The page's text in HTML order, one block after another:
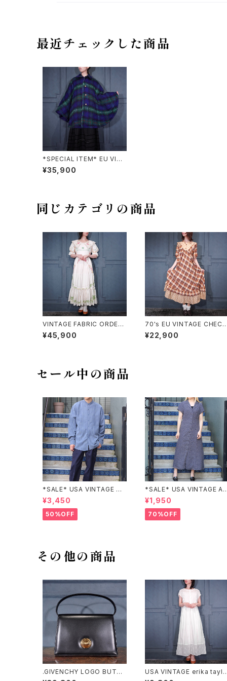
最近チェックした商品
*SPECIAL ITEM* EU VINT
AGE BOGNER MUNCHEN
CHECK PATTERNED MOH
ョ)
¥35,900
同じカテゴリの商品
VINTAGE FABRIC ORDER
MADE FLOWER EMBROID
ERY CROSS STITCH BAC
ステッチ刺繍バッグリボンフリ
ルレースデザインワンピース
¥45,900
70's EU VINTAGE CHECK
PATTERNED FRILL DESIG
N HALF SLEEVE ONE PIE
¥22,900
セール中の商品
*SALE* USA VINTAGE CH
ECK PATTERNED BAND C
OLLAR SHIRT/アメリカ古着
チェック柄バンドカラーシャツ
¥3,450
50%OFF
*SALE* USA VINTAGE
NEX HALF SLEEVE FLOW
ER PATTERNED ONE
E/アメリカ古着半袖花柄ワン
ピース
¥1,950
70%OFF
その他の商品
.GIVENCHY LOGO BUTT
ON DESIGN LEATHER HA
USA VINTAGE erika taylo
r LACE DESIGN NIGHTY